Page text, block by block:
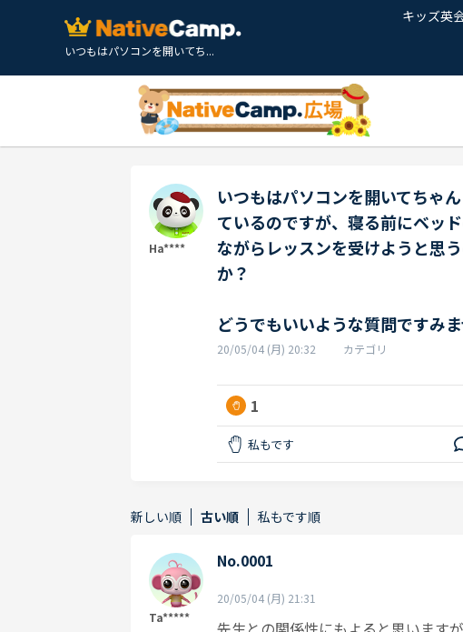
いつもはパソコンを開いてち...
キッズ英
Ha****
いつもはパソコンを開いてちゃ
ているのですが、寝る前にベッ
ながらレッスンを受けようと思
か？
どうでもいいような質問ですみま
20/05/04 (月) 20:32 カテゴリ
1
私もです
新しい順 古い順 私もです順
Ta*****
No.0001
20/05/04 (月) 21:31